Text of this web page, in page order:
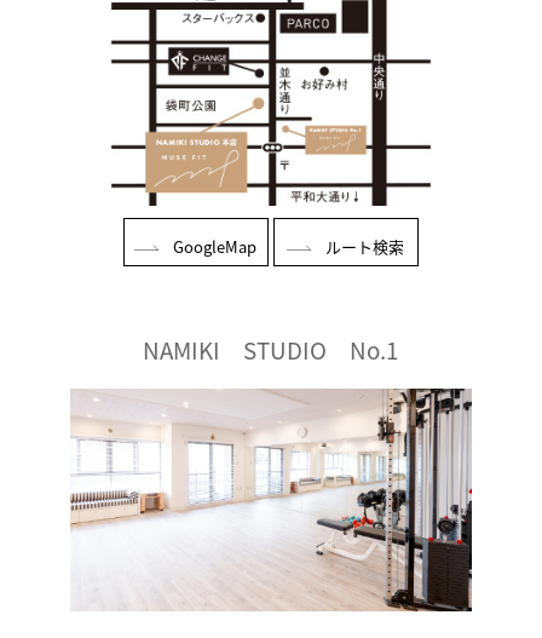
GoogleMap ルート検索
NAMIKI STUDIO No.1